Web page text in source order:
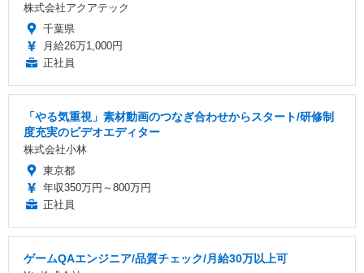
株式会社アクアテック
千葉県
月給26万1,000円
正社員
「やる気重視」素材動画のつなぎ合わせからスタート/研修制
度充実のビデオエディター
株式会社小林
東京都
年収350万円～800万円
正社員
ゲームQAエンジニア/品質チェック/月給30万以上可